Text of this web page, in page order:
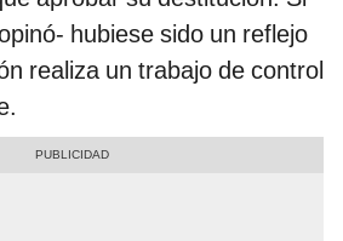
hubiese sido un reflejo
realiza un trabajo de control